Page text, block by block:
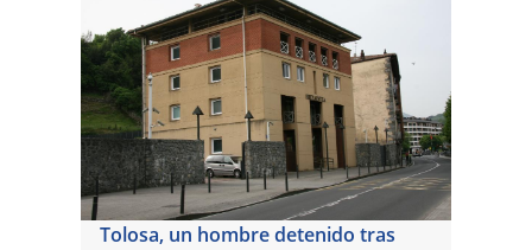
Tolosa, un hombre detenido tras